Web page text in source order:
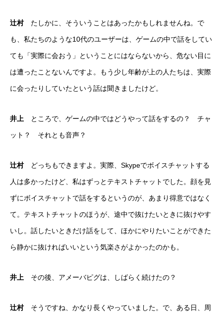
辻村たしかに、そういうことはあったかもしれませんね。で
も、私たちのような10代のユーザーは、ゲームの中で話をしてい
ても「実際に会おう」ということにはならないから、危ない目に
は遭ったことないんですよ。もう少し年齢が上の人たちは、実際
に会ったりしていたという話は聞きましたけど。
井上 ところで、ゲームの中ではどうやって話をするの？ チャ
ット？ それとも音声？
辻村どっちもできますよ。実際、Skypeでボイスチャットする
人は多かったけど、私はずっとテキストチャットでした。顔を見
ずにボイスチャットで話をするというのが、あまり得意ではなく
て。テキストチャットのほうが、途中で抜けたいときに抜けやす
いし。話したいときだけ話をして、ほかにやりたいことができた
ら静かに抜ければいいという気楽さがよかったのかも。
井上 その後、アメーバピグは、しばらく続けたの？
辻村そうですね、かなり長くやっていました。で、ある日、周